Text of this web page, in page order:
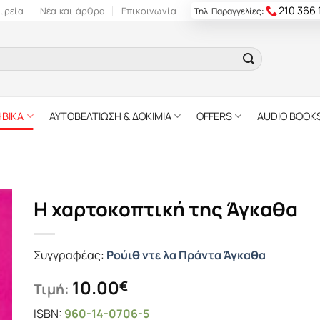
Νέα και άρθρα Επικοινωνία Τηλ. Παραγγελίες: 210 366
ΑΥΤΟΒΕΛΤΙΩΣΗ & ΔΟΚΙΜΙΑ OFFERS AUDIO
Η χαρτοκοπτική της Άγκαθα
Συγγραφέας: Ρούιθ ντε λα Πράντα Άγκαθα
Τιμή: 10.00€
ISBN: 960-14-0706-5